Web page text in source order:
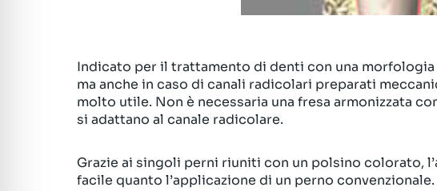
Indicato per il trattamento di denti con una morfologia
ma anche in caso di canali radicolari preparati
molto utile. Non è necessaria una fresa armonizzata
si adattano al canale radicolare.
Grazie ai singoli perni riuniti con un polsino colorato,
facile quanto l’applicazione di un perno convenzionale.